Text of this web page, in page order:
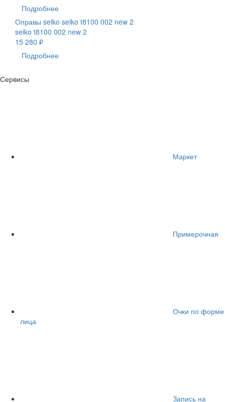
Подробнее
Оправы seiko seiko t8100 002 new 2
seiko t8100 002 new 2
15 280 ₽
Подробнее
Сервисы
Маркет
Примерочная
Очки по форме
лица
Запись на